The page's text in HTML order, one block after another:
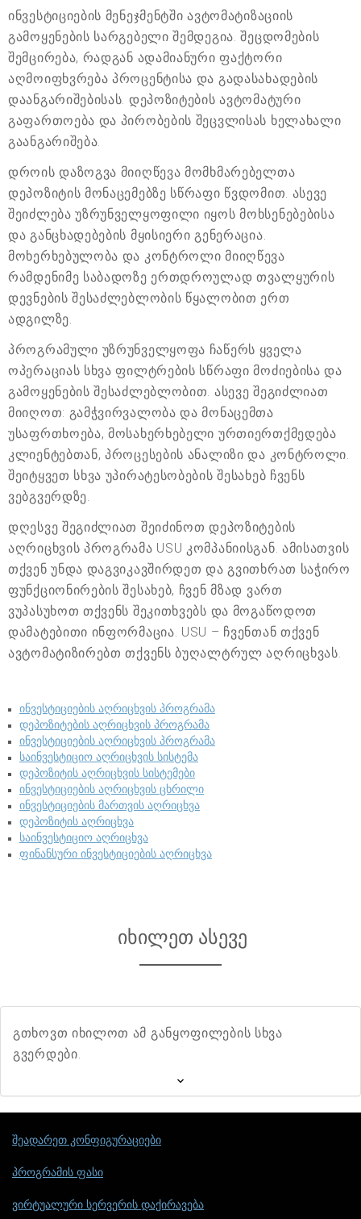
ინვესტიციების მენეჯმენტში ავტომატიზაციის
გამოყენების სარგებელი შემდეგია. შეცდომების
შემცირება, რადგან ადამიანური ფაქტორი
აღმოიფხვრება პროცენტისა და გადასახადების
დაანგარიშებისას. დეპოზიტების ავტომატური
გაფართოება და პირობების შეცვლისას ხელახალი
გაანგარიშება.
დროის დაზოგვა მიიღწევა მომხმარებელთა
დეპოზიტის მონაცემებზე სწრაფი წვდომით. ასევე
შეიძლება უზრუნველყოფილი იყოს მოხსენებებისა
და განცხადებების მყისიერი გენერაცია.
მოხერხებულობა და კონტროლი მიიღწევა
რამდენიმე საბადოზე ერთდროულად თვალყურის
დევნების შესაძლებლობის წყალობით ერთ
ადგილზე.
პროგრამული უზრუნველყოფა ჩაწერს ყველა
ოპერაციას სხვა ფილტრების სწრაფი მოძიებისა და
გამოყენების შესაძლებლობით. ასევე შეგიძლიათ
მიიღოთ: გამჭვირვალობა და მონაცემთა
უსაფრთხოება, მოსახერხებელი ურთიერთქმედება
კლიენტებთან, პროცესების ანალიზი და კონტროლი.
შეიტყვეთ სხვა უპირატესობების შესახებ ჩვენს
ვებგვერდზე.
დღესვე შეგიძლიათ შეიძინოთ დეპოზიტების
აღრიცხვის პროგრამა USU კომპანიისგან. ამისათვის
თქვენ უნდა დაგვიკავშირდეთ და გვითხრათ საჭირო
ფუნქციონირების შესახებ, ჩვენ მზად ვართ
ვუპასუხოთ თქვენს შეკითხვებს და მოგაწოდოთ
დამატებითი ინფორმაცია. USU – ჩვენთან თქვენ
ავტომატიზირებთ თქვენს ბუღალტრულ აღრიცხვას.
ინვესტიციების აღრიცხვის პროგრამა
დეპოზიტების აღრიცხვის პროგრამა
ინვესტიციების აღრიცხვის პროგრამა
საინვესტიციო აღრიცხვის სისტემა
დეპოზიტის აღრიცხვის სისტემები
ინვესტიციების აღრიცხვის ცხრილი
ინვესტიციების მართვის აღრიცხვა
დეპოზიტის აღრიცხვა
საინვესტიციო აღრიცხვა
ფინანსური ინვესტიციების აღრიცხვა
იხილეთ ასევე
გთხოვთ იხილოთ ამ განყოფილების სხვა
გვერდები.
შეადარეთ კონფიგურაციები
პროგრამის ფასი
ვირტუალური სერვერის დაქირავება